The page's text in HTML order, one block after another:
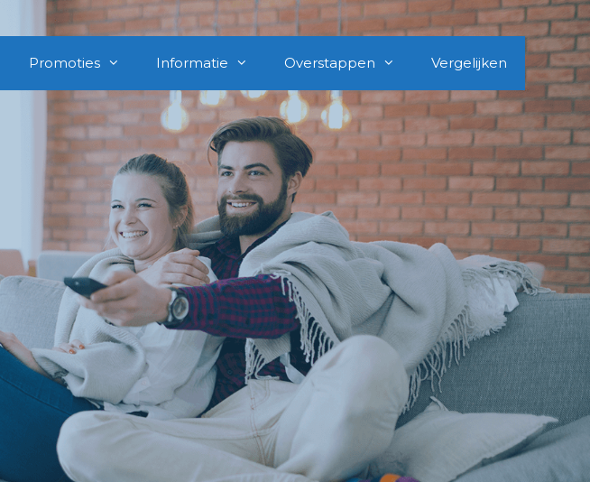
Promoties Informatie Overstappen Vergelijken